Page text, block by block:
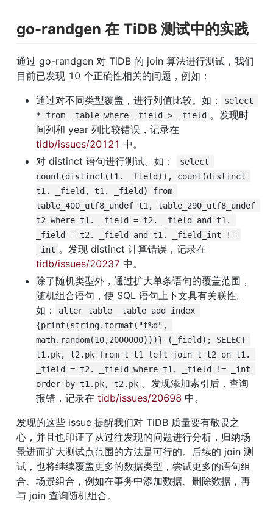
go-randgen 在 TiDB 测试中的实践
通过 go-randgen 对 TiDB 的 join 算法进行测试，我们
目前已发现 10 个正确性相关的问题，例如：
通过对不同类型覆盖，进行列值比较。如：
select
* from _table where _field > _field 。发现时
间列和 year 列比较错误，记录在
tidb/issues/20121 中。
对 distinct 语句进行测试。如：
select
count(distinct(t1. _field)), count(distinct
t1. _field, t1. _field) from
table_400_utf8_undef t1, table_290_utf8_undef
t2 where t1. _field = t2. _field and t1.
_field = t2. _field and t1. _field_int !=
_int 。发现 distinct 计算错误，记录在
tidb/issues/20237 中。
除了随机类型外，通过扩大单条语句的覆盖范围，
随机组合语句，使 SQL 语句上下文具有关联性。
如：
alter table _table add index
{print(string.format("t%d",
math.random(10,2000000)))} (_field); SELECT
t1.pk, t2.pk from t t1 left join t t2 on t1.
_field = t2. _field where t1. _field != _int
order by t1.pk, t2.pk 。发现添加索引后，查询
报错，记录在 tidb/issues/20698 中。
发现的这些 issue 提醒我们对 TiDB 质量要有敬畏之
心，并且也印证了从过往发现的问题进行分析，归纳场
景进而扩大测试点范围的方法是可行的。后续的 join 测
试，也将继续覆盖更多的数据类型，尝试更多的语句组
合、场景组合，例如在事务中添加数据、删除数据，再
与 join 查询随机组合。